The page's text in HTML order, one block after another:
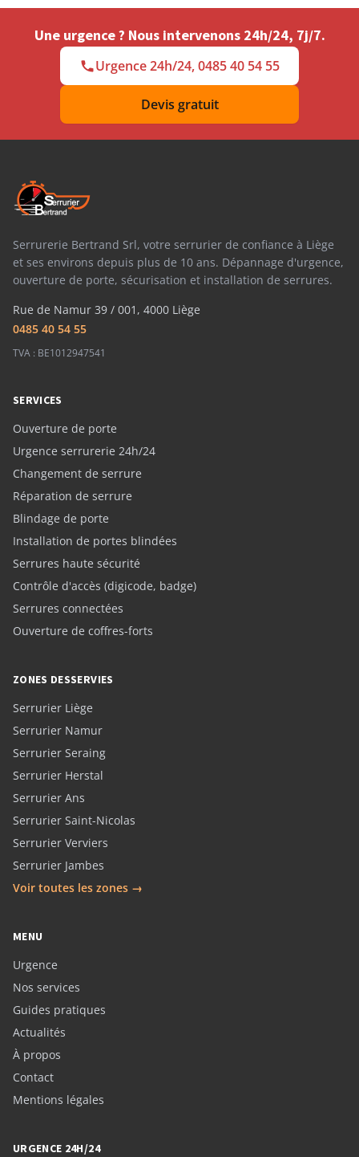
Une urgence ? Nous intervenons 24h/24, 7j/7.
Urgence 24h/24, 0485 40 54 55
Devis gratuit
Serrurerie Bertrand Srl, votre serrurier de confiance à Liège
et ses environs depuis plus de 10 ans. Dépannage d'urgence,
ouverture de porte, sécurisation et installation de serrures.
Rue de Namur 39 / 001, 4000 Liège
0485 40 54 55
TVA : BE1012947541
SERVICES
Ouverture de porte
Urgence serrurerie 24h/24
Changement de serrure
Réparation de serrure
Blindage de porte
Installation de portes blindées
Serrures haute sécurité
Contrôle d'accès (digicode, badge)
Serrures connectées
Ouverture de coffres-forts
ZONES DESSERVIES
Serrurier Liège
Serrurier Namur
Serrurier Seraing
Serrurier Herstal
Serrurier Ans
Serrurier Saint-Nicolas
Serrurier Verviers
Serrurier Jambes
Voir toutes les zones →
MENU
Urgence
Nos services
Guides pratiques
Actualités
À propos
Contact
Mentions légales
URGENCE 24H/24